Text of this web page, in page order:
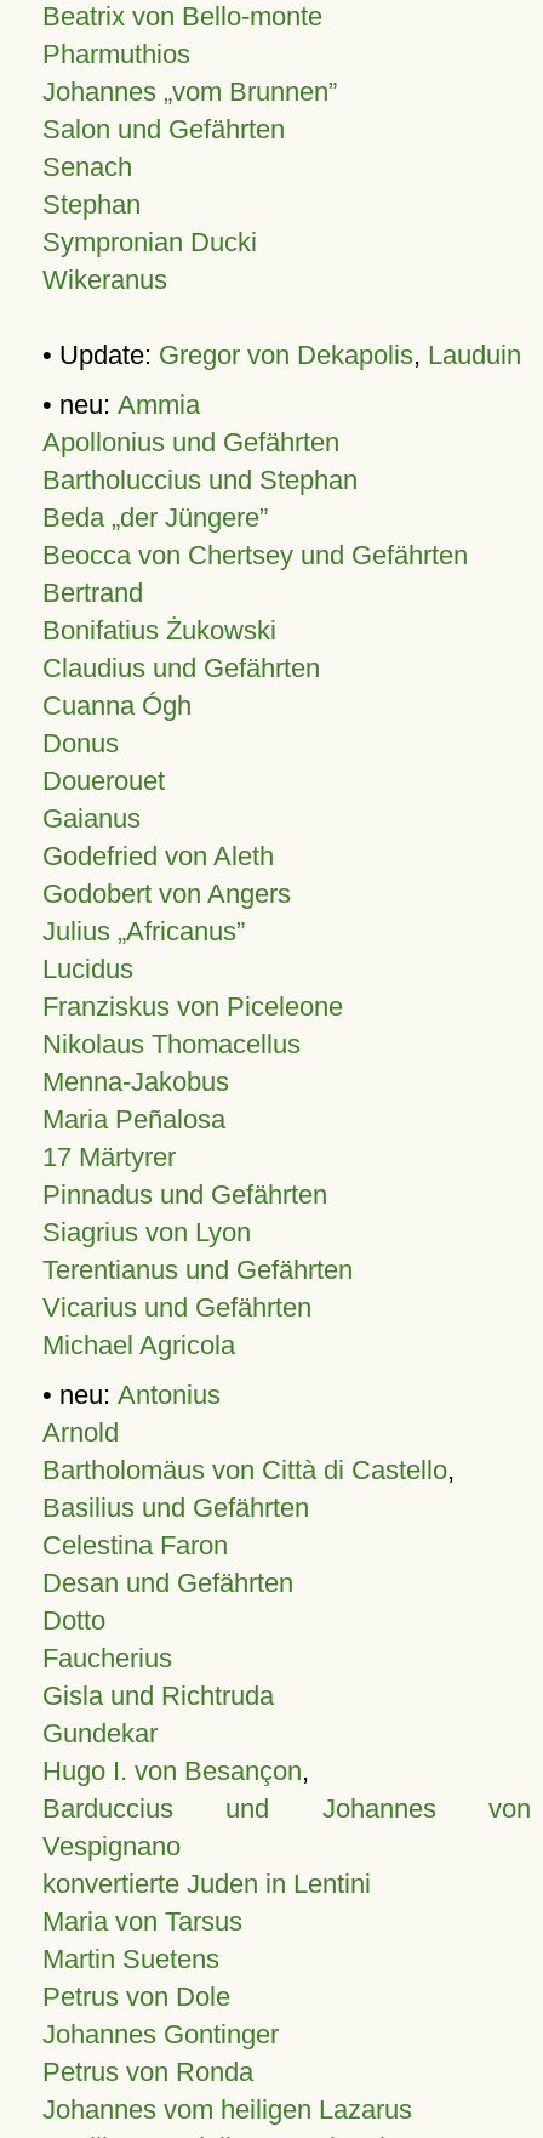
Beatrix von Bello-monte
Pharmuthios
Johannes vom Brunnen
Salon und Gefährten
Senach
Stephan
Sympronian Ducki
Wikeranus
• Update: Gregor von Dekapolis, Lauduin
• neu: Ammia
Apollonius und Gefährten
Bartholuccius und Stephan
Beda „der Jüngere”
Beocca von Chertsey und Gefährten
Bertrand
Bonifatius Żukowski
Claudius und Gefährten
Cuanna Ógh
Donus
Douerouet
Gaianus
Godefried von Aleth
Godobert von Angers
Julius Africanus
Lucidus
Franziskus von Piceleone
Nikolaus Thomacellus
Menna-Jakobus
Maria Peñalosa
17 Märtyrer
Pinnadus und Gefährten
Siagrius von Lyon
Terentianus und Gefährten
Vicarius und Gefährten
Michael Agricola
• neu: Antonius
Arnold
Bartholomäus von Città di Castello,
Basilius und Gefährten
Celestina Faron
Desan und Gefährten
Dotto
Faucherius
Gisla und Richtruda
Gundekar
Hugo I. von Besançon,
Barduccius und Johannes von
Vespignano
konvertierte Juden in Lentini
Maria von Tarsus
Martin Suetens
Petrus von Dole
Johannes Gontinger
Petrus von Ronda
Johannes vom heiligen Lazarus